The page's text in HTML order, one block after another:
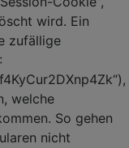
wird. Ein
zufällige
welche
So gehen
nicht